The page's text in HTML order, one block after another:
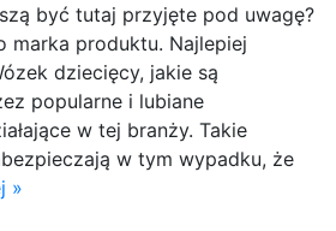
być tutaj przyjęte pod uwagę?
marka produktu. Najlepiej
dziecięcy, jakie są
popularne i lubiane
w tej branży. Takie
w tym wypadku, że
»